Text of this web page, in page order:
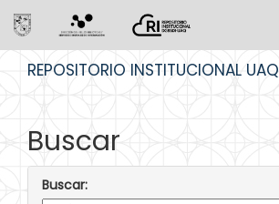
REPOSITORIO INSTITUCIONAL UAQ
Buscar
Buscar: